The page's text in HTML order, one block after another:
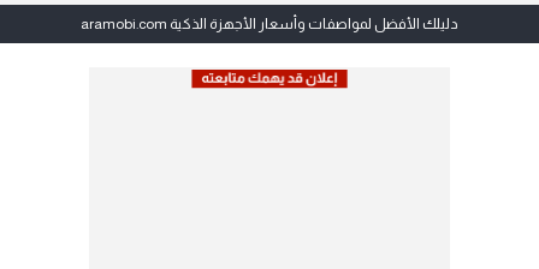
دليلك الأفضل لمواصفات وأسعار الأجهزة الذكية aramobi.com